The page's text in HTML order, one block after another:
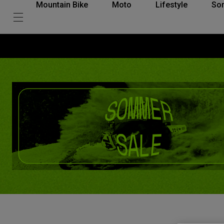
Mountain Bike Moto Lifestyle